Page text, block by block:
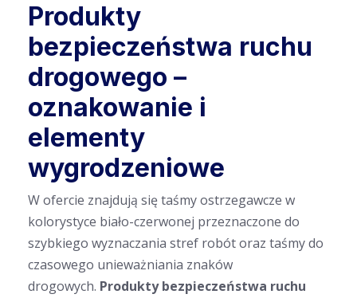
Produkty
bezpieczeństwa ruchu
drogowego –
oznakowanie i
elementy
wygrodzeniowe
W ofercie znajdują się taśmy ostrzegawcze w
kolorystyce biało-czerwonej przeznaczone do
szybkiego wyznaczania stref robót oraz taśmy do
czasowego unieważniania znaków
drogowych. Produkty bezpieczeństwa ruchu